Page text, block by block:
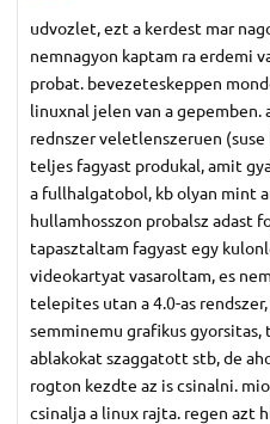
udvozlet, ezt a kerdest mar
nemnagyon kaptam ra erdemi
probat. bevezeteskeppen
linuxnal jelen van a gepemben.
rednszer veletlenszeruen
teljes fagyast produkal, amit
a fullhalgatobol, kb olyan mint
hullamhosszon probalsz adast
tapasztaltam fagyast egy
videokartyat vasaroltam, es
telepites utan a 4.0-as
semminemu grafikus gyorsitas,
ablakokat szaggatott stb, de
rogton kezdte az is csinalni.
csinalja a linux rajta. regen azt